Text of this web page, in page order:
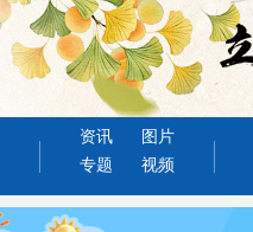
资讯
图片
专题
视频